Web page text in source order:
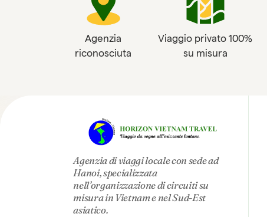
Agenzia
riconosciuta
Viaggio privato 100%
su misura
Agenzia di viaggi locale con sede ad
Hanoi, specializzata
nell’organizzazione di circuiti su
misura in Vietnam e nel Sud-Est
asiatico.